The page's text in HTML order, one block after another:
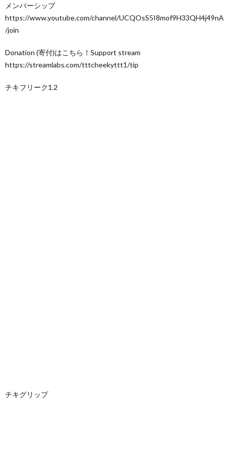
メンバーシップ
https://www.youtube.com/channel/UCQOsS5I8mof9H33QH4j49nA
/join
Donation (寄付)はこちら！Support stream
https://streamlabs.com/tttcheekyttt1/tip
チキフリーク1.2
チキグリップ